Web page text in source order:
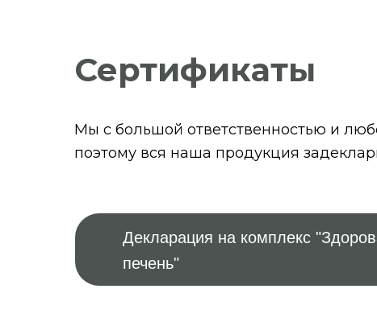
Мы с большой ответственностью и
поэтому вся наша продукция
Сертификаты
Декларация на комплекс
печень"